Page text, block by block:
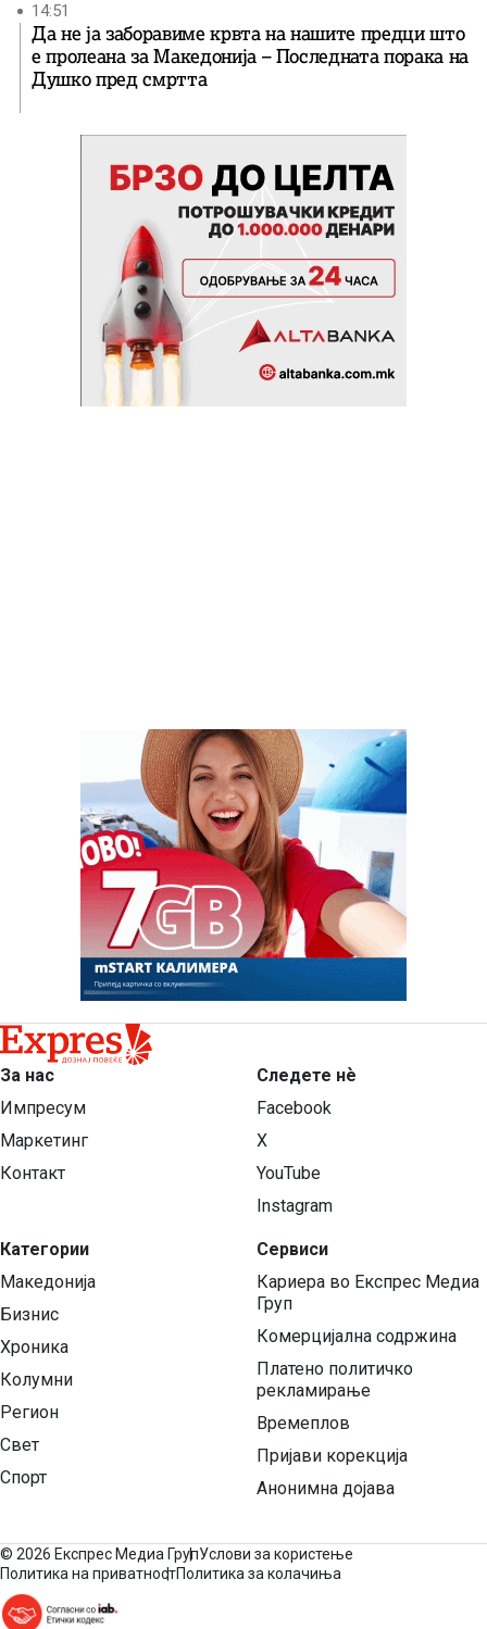
14:51
Да не ја заборавиме крвта на нашите предци што
е пролеана за Македонија – Последната порака на
Душко пред смртта
За нас
Импресум
Маркетинг
Контакт
Категории
Македонија
Бизнис
Хроника
Колумни
Регион
Свет
Спорт
Следете нѐ
Facebook
X
YouTube
Instagram
Сервиси
Кариера во Експрес Медиа
Груп
Комерцијална содржина
Платено политичко
рекламирање
Времеплов
Пријави корекција
Анонимна дојава
© 2026 Експрес Медиа ГрупУслови за користење
Политика на приватностПолитика за колачиња